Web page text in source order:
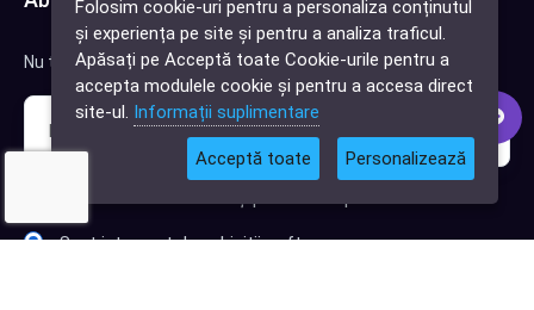
✕
Cauți o aplicație
software?
Nu trimitem spam, deci nu îți face griji.
Sunt interesat de achiziții software
Folosim cookie-uri pentru a personaliza conținutul
și experiența pe site și pentru a analiza traficul.
Apăsați pe Acceptă toate Cookie-urile pentru a
accepta modulele cookie și pentru a accesa direct
site-ul. Informații suplimentare
Acceptă toate Personalizează